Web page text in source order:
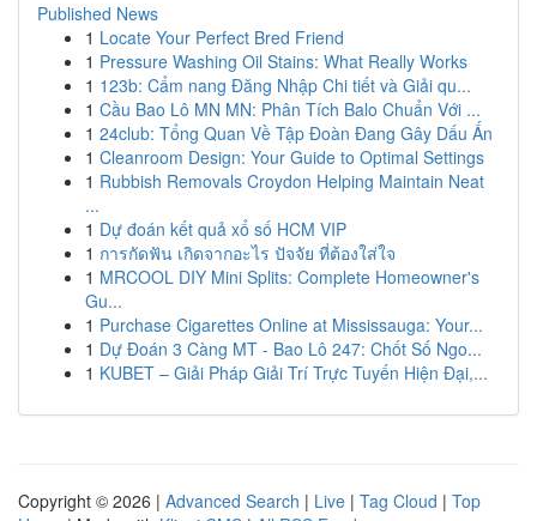
Published News
1 Locate Your Perfect Bred Friend
1 Pressure Washing Oil Stains: What Really Works
1 123b: Cẩm nang Đăng Nhập Chi tiết và Giải qu...
1 Cầu Bao Lô MN MN: Phân Tích Balo Chuẩn Với ...
1 24club: Tổng Quan Về Tập Đoàn Đang Gây Dấu Ấn
1 Cleanroom Design: Your Guide to Optimal Settings
1 Rubbish Removals Croydon Helping Maintain Neat
...
1 Dự đoán kết quả xổ số HCM VIP
1 การกัดฟัน เกิดจากอะไร ปัจจัย ที่ต้องใส่ใจ
1 MRCOOL DIY Mini Splits: Complete Homeowner's
Gu...
1 Purchase Cigarettes Online at Mississauga: Your...
1 Dự Đoán 3 Càng MT - Bao Lô 247: Chốt Số Ngo...
1 KUBET – Giải Pháp Giải Trí Trực Tuyến Hiện Đại,...
Copyright © 2026 | Advanced Search | Live | Tag Cloud | Top